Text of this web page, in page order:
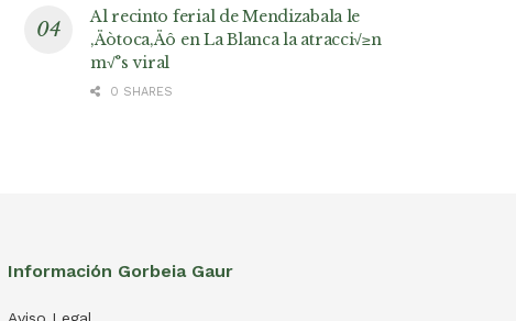
Al recinto ferial de Mendizabala le
‚Äòtoca‚Äô en La Blanca la atracci√≥n
m√°s viral
0 SHARES
Información Gorbeia Gaur